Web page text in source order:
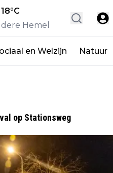
18°C
Hemel
en Welzijn Natuur
op Stationsweg